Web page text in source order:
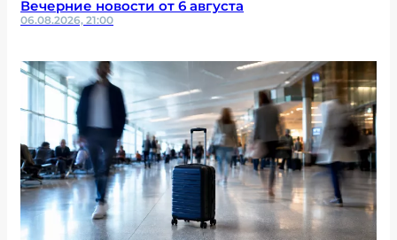
Вечерние новости от 6 августа
06.08.2026, 21:00